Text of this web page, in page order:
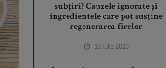
subțiri? Cauzele ignorate și
ingredientele care pot susține
regenerarea firelor
10 Iulie 2026